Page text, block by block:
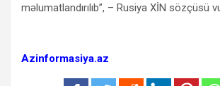
məlumatlandırılıb”, – Rusiya XİN sözçüsü
Azinformasiya.az